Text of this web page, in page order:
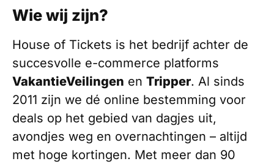
Wie wij zijn?
House of Tickets is het bedrijf achter de
succesvolle e-commerce platforms
VakantieVeilingen en Tripper. Al sinds
2011 zijn we dé online bestemming voor
deals op het gebied van dagjes uit,
avondjes weg en overnachtingen – altijd
met hoge kortingen. Met meer dan 90